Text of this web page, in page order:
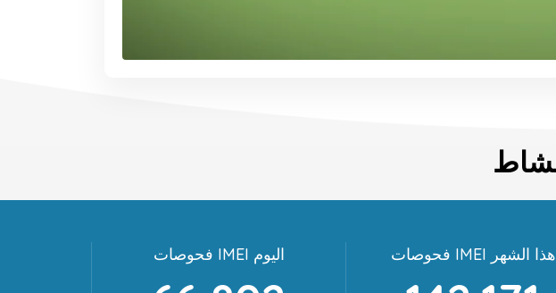
فحوصات IMEI اليوم فحوصات IMEI هذا الشهر